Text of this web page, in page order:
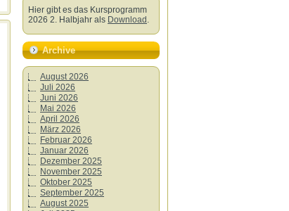
Hier gibt es das Kursprogramm
2026 2. Halbjahr als Download .
Archive
August 2026
Juli 2026
Juni 2026
Mai 2026
April 2026
März 2026
Februar 2026
Januar 2026
Dezember 2025
November 2025
Oktober 2025
September 2025
August 2025